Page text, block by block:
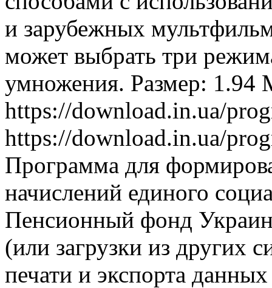
и зарубежных
может выбрать три
умножения. Размер: 1.94
https://download.in.ua/
https://download.in.ua/
Программа для
начислений единого
Пенсионный фонд
(или загрузки из
печати и экспорта